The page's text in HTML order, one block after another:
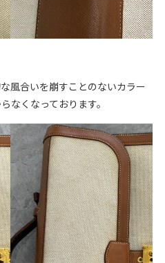
風合いを崩すことのないカラー
なくなっております。